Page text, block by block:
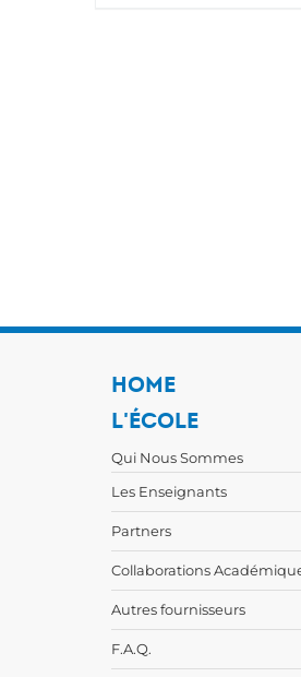
HOME
L'ÉCOLE
Qui Nous Sommes
Les Enseignants
Partners
Collaborations
Autres fournisseurs
F.A.Q.